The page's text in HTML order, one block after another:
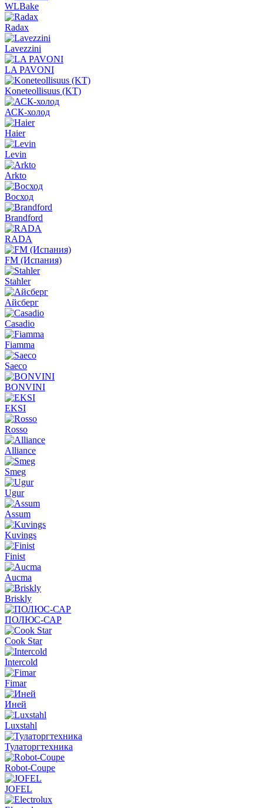
WLBake
Radax
Lavezzini
LA PAVONI
Koneteollisuus (KT)
АСК-холод
Haier
Levin
Arkto
Восход
Brandford
RADA
FM (Испания)
Stahler
Айсберг
Casadio
Fiamma
Saeco
BONVINI
EKSI
Rosso
Alliance
Smeg
Ugur
Assum
Kuvings
Finist
Aucma
Briskly
ПОЛЮС-САР
Cook Star
Intercold
Fimar
Иней
Luxstahl
Тулаторгтехника
Robot-Coupe
JOFEL